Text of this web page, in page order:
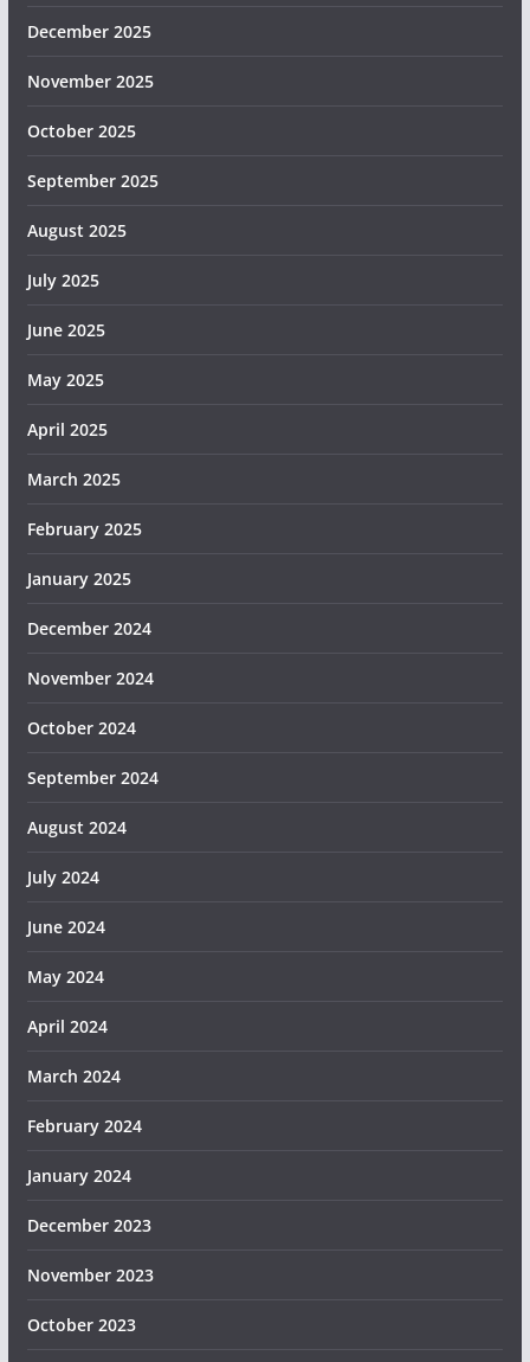
December 2025
November 2025
October 2025
September 2025
August 2025
July 2025
June 2025
May 2025
April 2025
March 2025
February 2025
January 2025
December 2024
November 2024
October 2024
September 2024
August 2024
July 2024
June 2024
May 2024
April 2024
March 2024
February 2024
January 2024
December 2023
November 2023
October 2023